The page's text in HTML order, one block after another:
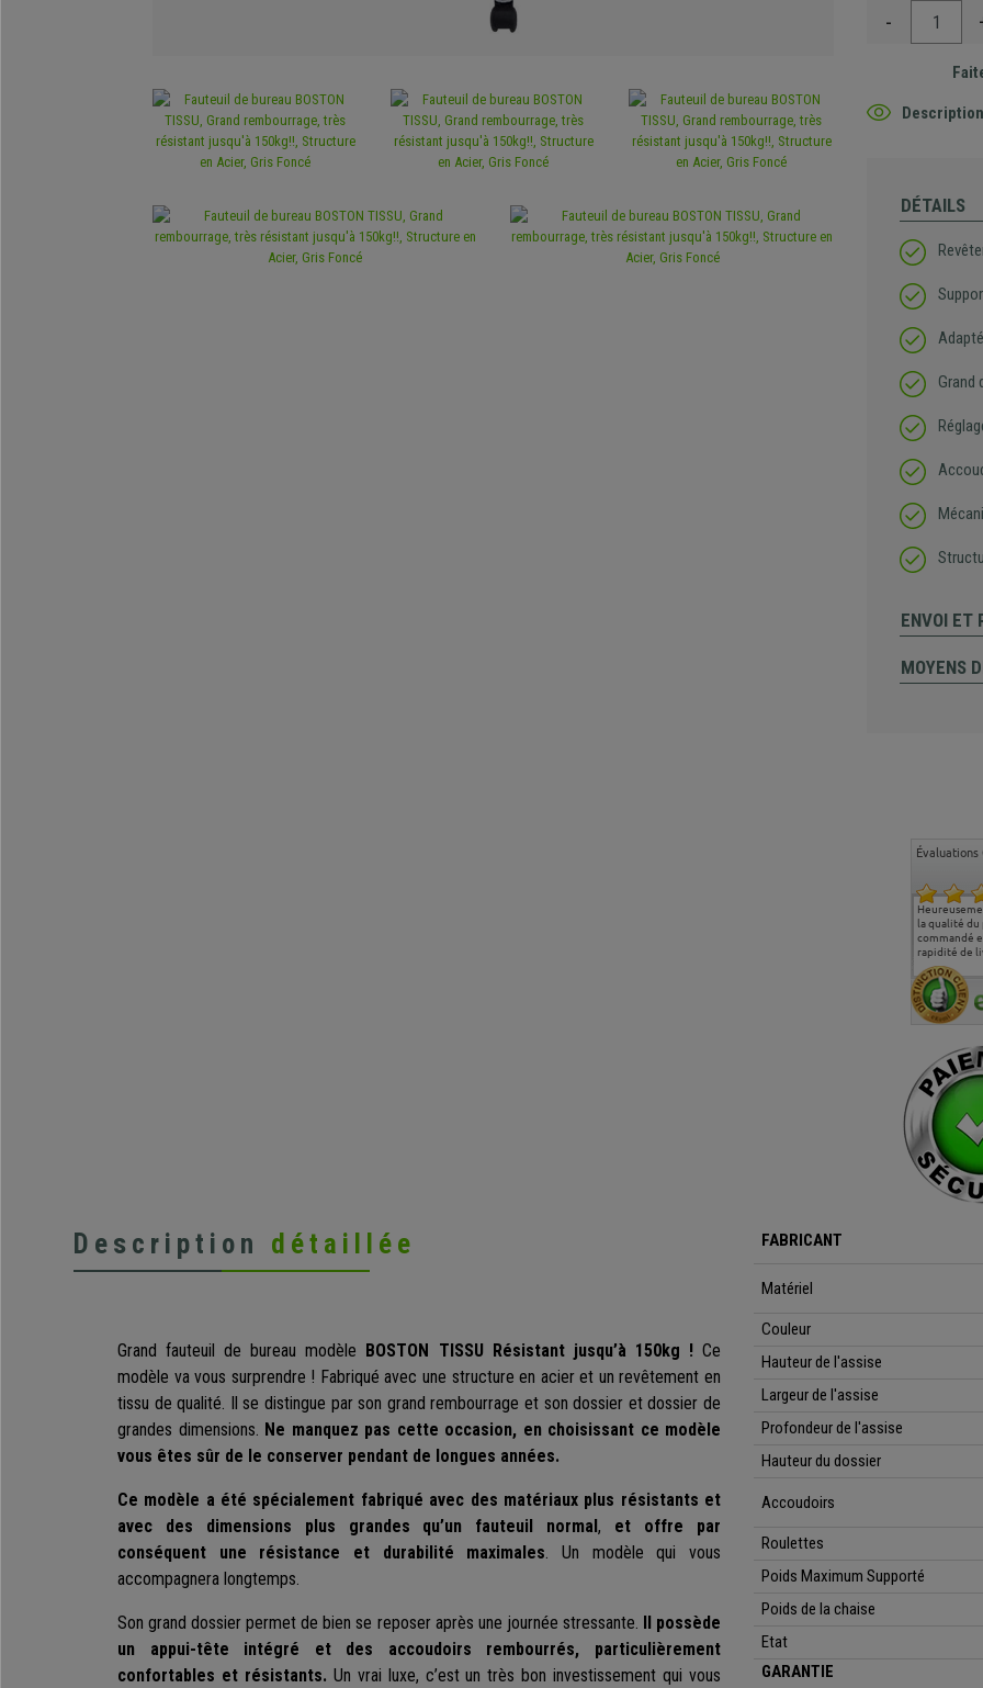
-
DÉTAILS
Grand
ENVOI ET
MOYENS
Évaluations
la qualité
commandé
rapidité de
Description détaillée
Grand fauteuil de bureau modèle BOSTON TISSU Résistant jusqu’à 150kg !Ce
modèle va vous surprendre ! Fabriqué avec une structure en acier et un revêtement en
tissu de qualité. Il se distingue par son grand rembourrage et son dossier et dossier de
grandes dimensions. Ne manquez pas cette occasion, en choisissant ce modèle
vous êtes sûr de le conserver pendant de longues années.
Ce modèle a été spécialement fabriqué avec des matériaux plus résistants et
avec des dimensions plus grandes qu’un fauteuil normal, et offre par
conséquent une résistance et durabilité maximales. Un modèle qui vous
accompagnera longtemps.
Son grand dossier permet de bien se reposer après une journée stressante. Il possède
un appui-tête intégré et des accoudoirs rembourrés, particulièrement
confortables et résistants. Un vrai luxe, c’est un très bon investissement qui vous
FABRICANT
Matériel
Couleur
Hauteur de l'assise
Largeur de l'assise
Profondeur de l'assise
Hauteur du dossier
Accoudoirs
Roulettes
Poids Maximum Supporté
Poids de la chaise
Etat
GARANTIE